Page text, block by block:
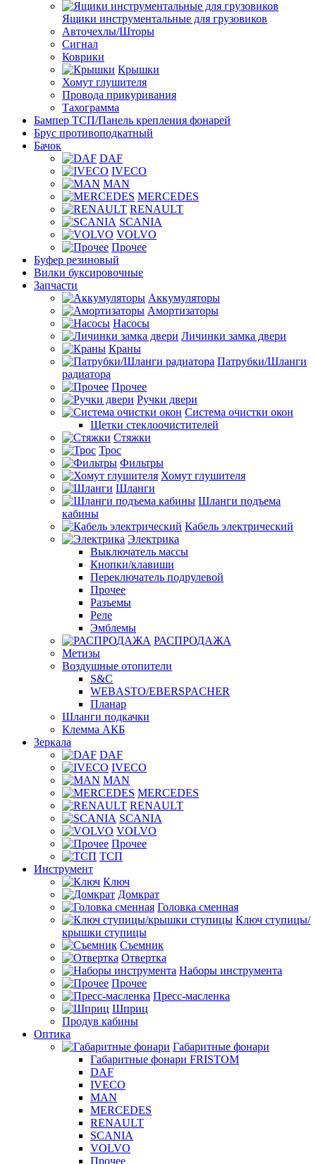
Ящики инструментальные для грузовиков
Авточехлы/Шторы
Сигнал
Коврики
Крышки
Хомут глушителя
Провода прикуривания
Тахограмма
Бампер ТСП/Панель крепления фонарей
Брус противоподкатный
Бачок
DAF
IVECO
MAN
MERCEDES
RENAULT
SCANIA
VOLVO
Прочее
Буфер резиновый
Вилки буксировочные
Запчасти
Аккумуляторы
Амортизаторы
Насосы
Личинки замка двери
Краны
Патрубки/Шланги
радиатора
Прочее
Ручки двери
Система очистки окон
Щетки стеклоочистителей
Стяжки
Трос
Фильтры
Хомут глушителя
Шланги
Шланги подъема
кабины
Кабель электрический
Электрика
Выключатель массы
Кнопки/клавиши
Переключатель подрулевой
Прочее
Разъемы
Реле
Эмблемы
РАСПРОДАЖА
Метизы
Воздушные отопители
S&C
WEBASTO/EBERSPACHER
Планар
Шланги подкачки
Клемма АКБ
Зеркала
DAF
IVECO
MAN
MERCEDES
RENAULT
SCANIA
VOLVO
Прочее
ТСП
Инструмент
Ключ
Домкрат
Головка сменная
Ключ ступицы/
крышки ступицы
Съемник
Отвертка
Наборы инструмента
Прочее
Пресс-масленка
Шприц
Продув кабины
Оптика
Габаритные фонари
Габаритные фонари FRISTOM
DAF
IVECO
MAN
MERCEDES
RENAULT
SCANIA
VOLVO
Прочее